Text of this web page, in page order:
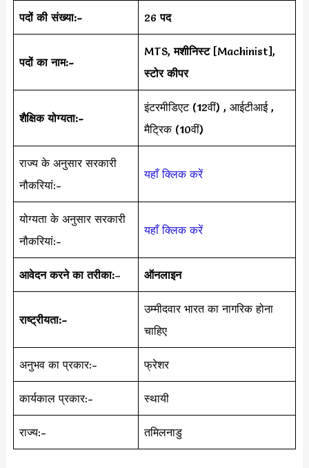
पदों की संख्या:- 26 पद
पदों का नाम:-
MTS,मशीनिस्ट[Machinist],
स्टोर कीपर
शैक्षिक योग्यता:-
इंटरमीडिएट (12वीं) , आईटीआई ,
मैट्रिक (10वीं)
राज्य के अनुसार सरकारी
नौकरियां:-
यहाँ क्लिक करें
योग्यता के अनुसार सरकारी
नौकरियां:-
यहाँ क्लिक करें
आवेदन करने का तरीका:– ऑनलाइन
राष्ट्रीयता:-
उम्मीदवार भारत का नागरिक होना
चाहिए
अनुभव का प्रकार:- फ्रेशर
कार्यकाल प्रकार:- स्थायी
राज्य:- तमिलनाडु